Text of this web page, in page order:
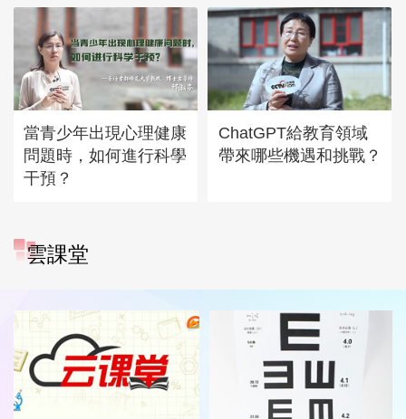
當青少年出現心理健康
問題時，如何進行科學
干預？
ChatGPT給教育領域
帶來哪些機遇和挑戰？
雲課堂